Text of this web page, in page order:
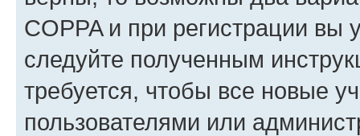
COPPA и при регистрации вы
следуйте полученным
требуется, чтобы все новые
пользователями или